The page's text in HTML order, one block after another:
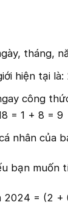
tháng,
hiện tại là:
công
= 1 + 8 = 9
nhân của
bạn muốn
2024 = (2